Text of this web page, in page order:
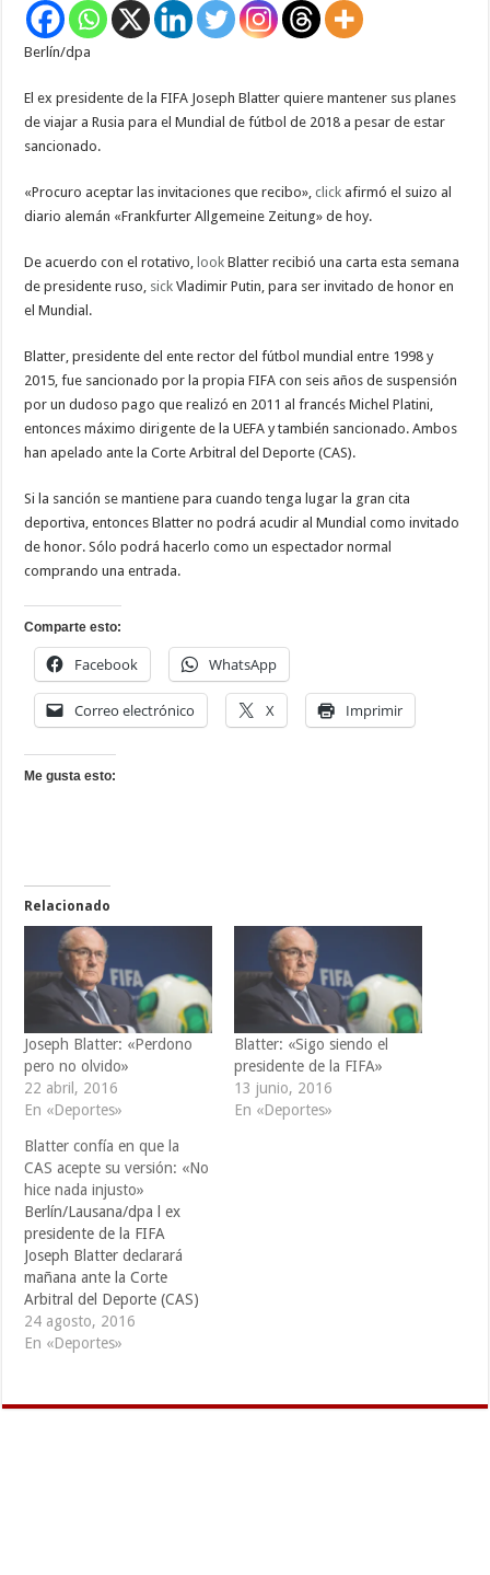
de
2018
en
de
sanción
Berlín/dpa
El ex presidente de la FIFA Joseph Blatter quiere mantener sus planes
de viajar a Rusia para el Mundial de fútbol de 2018 a pesar de estar
sancionado.
«Procuro aceptar las invitaciones que recibo»,click afirmó el suizo al
diario alemán «Frankfurter Allgemeine Zeitung» de hoy.
De acuerdo con el rotativo, look Blatter recibió una carta esta semana
de presidente ruso, sick Vladimir Putin, para ser invitado de honor en
el Mundial.
Blatter, presidente del ente rector del fútbol mundial entre 1998 y
2015, fue sancionado por la propia FIFA con seis años de suspensión
por un dudoso pago que realizó en 2011 al francés Michel Platini,
entonces máximo dirigente de la UEFA y también sancionado. Ambos
han apelado ante la Corte Arbitral del Deporte (CAS).
Si la sanción se mantiene para cuando tenga lugar la gran cita
deportiva, entonces Blatter no podrá acudir al Mundial como invitado
de honor. Sólo podrá hacerlo como un espectador normal
comprando una entrada.
Comparte esto:
Facebook WhatsApp
Correo electrónico X Imprimir
Me gusta esto:
Relacionado
Joseph Blatter: «Perdono
pero no olvido»
22 abril, 2016
En «Deportes»
Blatter: «Sigo siendo el
presidente de la FIFA»
13 junio, 2016
En «Deportes»
Blatter confía en que la
CAS acepte su versión: «No
hice nada injusto»
Berlín/Lausana/dpa l ex
presidente de la FIFA
Joseph Blatter declarará
mañana ante la Corte
Arbitral del Deporte (CAS)
de Lausana y confía en que
el tribunal acepte su
la FIFA por un dudoso
24 agosto, 2016
En «Deportes»